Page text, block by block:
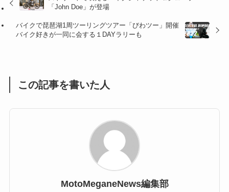
(1)
「John Doe」が登場
バイクで琵琶湖1周ツーリングツアー「びわツー」開催
バイク好きが一同に会する１DAYラリーも
この記事を書いた人
MotoMeganeNews編集部